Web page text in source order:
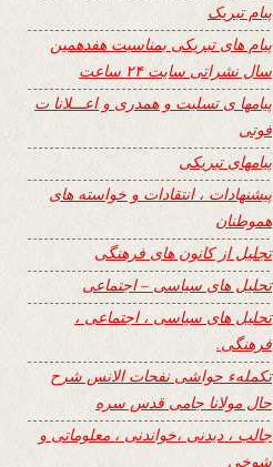
پیام تبریک
پیام های تبریکی بمناسبت هفدهمین
سال نشراتی سایت ۲۴ ساعت
پیامها ی تسلیت و همدری و اعـــلانا ت
فوتی
پیامهای تبریکی
پیشنهادات ، انتقادات و خواسته های
هموطنان
تجلیل از کانون های فرهنگی
تحلیل های سیاسی – اجتماعی
تحلیل های سیاسی ، اجتماعی ،
فرهنگی.
تکملهء حواشی نفحات الانس شرح
حال مولانا جامی قدس سره
جالب ، دیدنی ،خواندنی ، معلوماتی و
شوخی